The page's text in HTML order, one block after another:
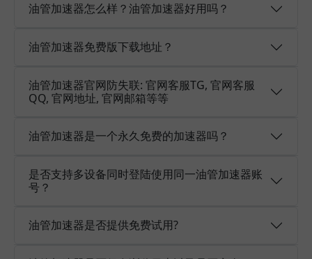
油管加速器怎么样？油管加速器好用吗？
油管加速器免费版下载地址？
油管加速器官网防失联: 官网客服TG, 官网客服
QQ, 官网地址, 官网邮箱等等
油管加速器是一个永久免费的加速器吗？
是否支持多设备同时登陆使用同一油管加速器账
号？
油管加速器是否提供免费试用?